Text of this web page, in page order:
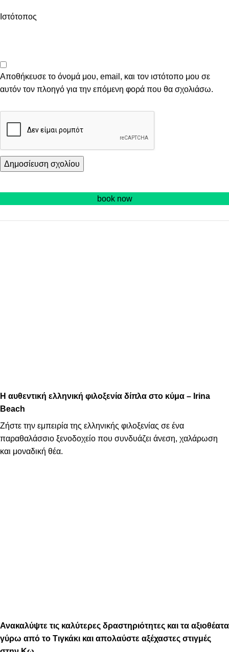
Ιστότοπος
Αποθήκευσε το όνομά μου, email, και τον ιστότοπο μου σε
αυτόν τον πλοηγό για την επόμενη φορά που θα σχολιάσω.
book now
Η αυθεντική ελληνική φιλοξενία δίπλα στο κύμα – Irina
Beach
Ζήστε την εμπειρία της ελληνικής φιλοξενίας σε ένα
παραθαλάσσιο ξενοδοχείο που συνδυάζει άνεση, χαλάρωση
και μοναδική θέα.
Ανακαλύψτε τις καλύτερες δραστηριότητες και τα αξιοθέατα
γύρω από το Τιγκάκι και απολαύστε αξέχαστες στιγμές